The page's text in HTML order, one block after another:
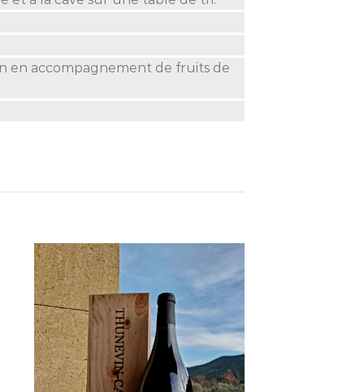
en accompagnement de fruits de